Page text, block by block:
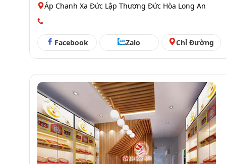
Áp Chanh Xa Đức Lập Thương Đức Hòa Long An
Facebook Zalo Chỉ Đường